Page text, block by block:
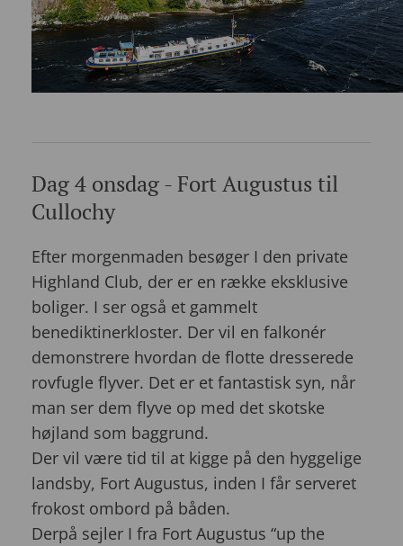
Dag 4 onsdag - Fort Augustus til
Cullochy
Efter morgenmaden besøger I den private
Highland Club, der er en række eksklusive
boliger. I ser også et gammelt
benediktinerkloster. Der vil en falkonér
demonstrere hvordan de flotte dresserede
rovfugle flyver. Det er et fantastisk syn, når
man ser dem flyve op med det skotske
højland som baggrund.
Der vil være tid til at kigge på den hyggelige
landsby, Fort Augustus, inden I får serveret
frokost ombord på båden.
Derpå sejler I fra Fort Augustus “up the